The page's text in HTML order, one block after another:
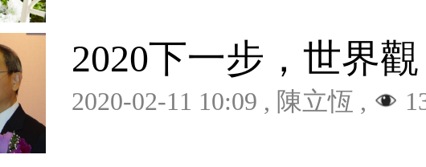
2020下一步，世界
2020-02-11 10:09 , 陳立恆 ,